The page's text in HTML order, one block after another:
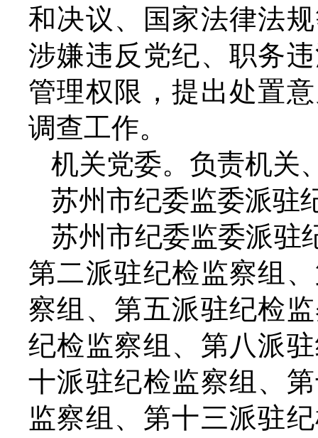
和决议、国家法律法
涉嫌违反党纪、职务
管理权限，提出处置
调查工作。
机关党委。负责机关
苏州市纪委监委派驻
苏州市纪委监委派驻
第二派驻纪检监察组
察组、第五派驻纪检
纪检监察组、第八派
十派驻纪检监察组、
监察组、第十三派驻